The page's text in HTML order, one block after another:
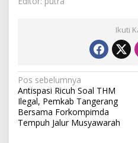
Ikuti
N
a
v
i
Pos sebelumnya
Antispasi Ricuh Soal THM
Ilegal, Pemkab Tangerang
Bersama Forkompimda
Tempuh Jalur Musyawarah